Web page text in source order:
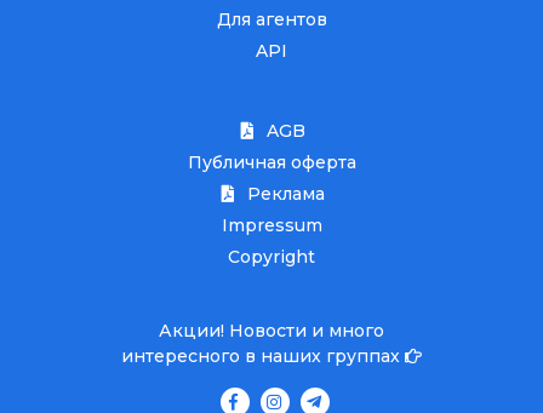
Для агентов
API
AGB
Публичная оферта
Реклама
Impressum
Copyright
Акции! Новости и много
интересного в наших группах